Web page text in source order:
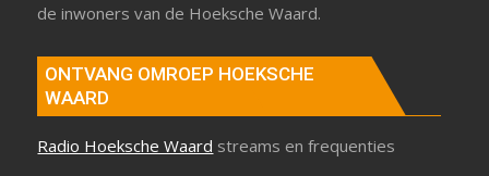
de inwoners van de Hoeksche Waard.
ONTVANG OMROEP HOEKSCHE
WAARD
Radio Hoeksche Waard streams en frequenties